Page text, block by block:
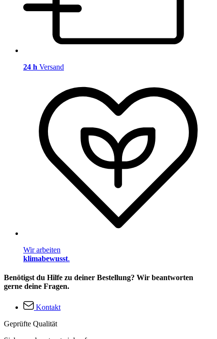
24 h Versand
Wir arbeiten
klimabewusst.
Benötigst du Hilfe zu deiner Bestellung? Wir beantworten
gerne deine Fragen.
Kontakt
Geprüfte Qualität